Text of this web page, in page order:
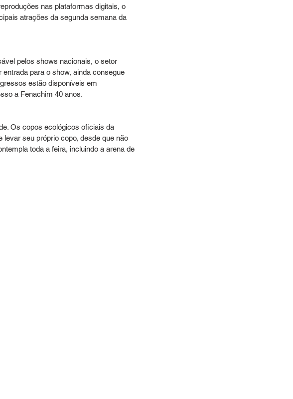
nas plataformas digitais, o
atrações da segunda semana da
pelos shows nacionais, o setor
para o show, ainda consegue
estão disponíveis em
a Fenachim 40 anos.
Os copos ecológicos oficiais da
levar seu próprio copo, desde que não
toda a feira, incluindo a arena de